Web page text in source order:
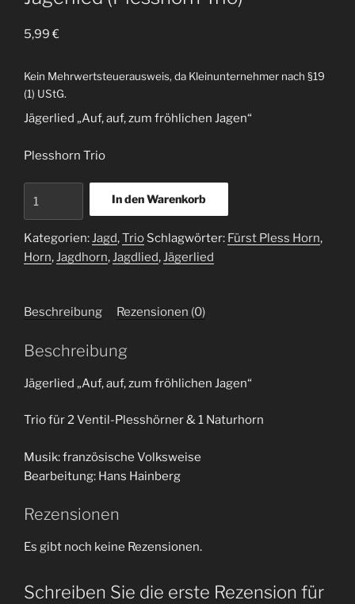
5,99€
Kein Mehrwertsteuerausweis, da Kleinunternehmer nach §19
(1) UStG.
Jägerlied „Auf, auf, zum fröhlichen Jagen“
Plesshorn Trio
Trio)
Menge
In den Warenkorb
Kategorien:Jagd,Trio Schlagwörter: Fürst Pless Horn,
Horn,Jagdhorn,Jagdlied,Jägerlied
Beschreibung Rezensionen (0)
Beschreibung
Jägerlied „Auf, auf, zum fröhlichen Jagen“
Trio für 2 Ventil-Plesshörner & 1 Naturhorn
Musik: französische Volksweise
Bearbeitung: Hans Hainberg
Rezensionen
Es gibt noch keine Rezensionen.
Schreiben Sie die erste Rezension für